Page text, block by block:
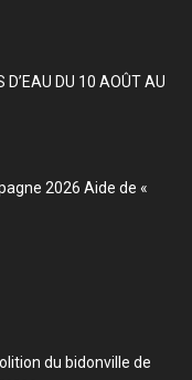
D’EAU DU 10 AOÛT AU
2026 Aide de «
du bidonville de